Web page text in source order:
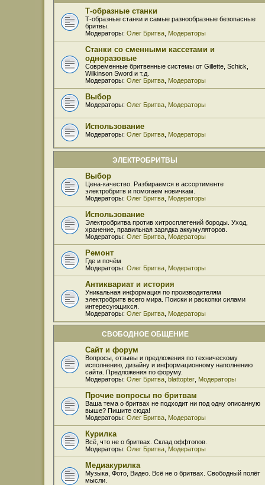
Т-образные станки
Т-образные станки и самые разнообразные безопасные
бритвы.
Модераторы: Олег Бритва Модераторы
Станки со сменными кассетами и
одноразовые
Современные бритвенные системы от Gillette, Schick,
Wilkinson Sword и т.д.
Модераторы: Олег Бритва Модераторы
Выбор
Модераторы: Олег Бритва Модераторы
Использование
Модераторы: Олег Бритва Модераторы
ЭЛЕКТРОБРИТВЫ
Выбор
Цена-качество. Разбираемся в ассортименте
электробритв и помогаем новичкам.
Модераторы: Олег Бритва Модераторы
Использование
Электробритва против хитросплетений бороды. Уход,
хранение, правильная зарядка аккумуляторов.
Модераторы: Олег Бритва Модераторы
Ремонт
Где и почём
Модераторы: Олег Бритва Модераторы
Антиквариат и история
Уникальная информация по производителям
электробритв всего мира. Поиски и раскопки силами
интересующихся.
Модераторы: Олег Бритва Модераторы
СВОБОДНОЕ ОБЩЕНИЕ
Сайт и форум
Вопросы, отзывы и предложения по техническому
исполнению, дизайну и информационному наполнению
сайта. Предложения по форуму.
Модераторы: Олег Бритва blattopter Модераторы
Прочие вопросы по бритвам
Ваша тема о бритвах не подходит ни под одну описанную
выше? Пишите сюда!
Модераторы: Олег Бритва Модераторы
Курилка
Всё, что не о бритвах. Склад оффтопов.
Модераторы: Олег Бритва Модераторы
Медиакурилка
Музыка, Фото, Видео. Всё не о бритвах. Свободный полёт
мысли.